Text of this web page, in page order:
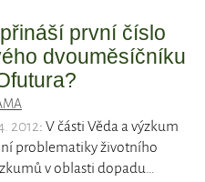
první číslo
dvouměsíčníku
2012: V části Věda a výzkum
problematiky životního
v oblasti dopadu…